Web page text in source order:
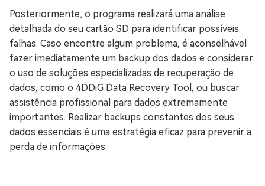
Posteriormente, o programa realizará uma análise
detalhada do seu cartão SD para identificar possíveis
falhas. Caso encontre algum problema, é aconselhável
fazer imediatamente um backup dos dados e considerar
o uso de soluções especializadas de recuperação de
dados, como o 4DDiG Data Recovery Tool, ou buscar
assistência profissional para dados extremamente
importantes. Realizar backups constantes dos seus
dados essenciais é uma estratégia eficaz para prevenir a
perda de informações.